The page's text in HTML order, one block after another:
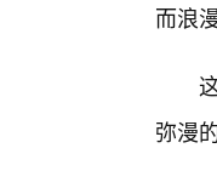
而浪
弥漫